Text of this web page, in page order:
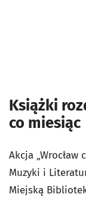
Książki
co miesiąc
Akcja
Muzyki i
Miejską